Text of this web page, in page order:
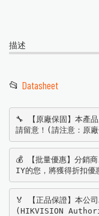
描述
📂 Datasheet
🔧 【原廠保固】本產
請留意！(請注意：原
💰 【批量優惠】分銷
IY的您，將獲得折扣優
🏅 【正品保證】本公
(HIKVISION